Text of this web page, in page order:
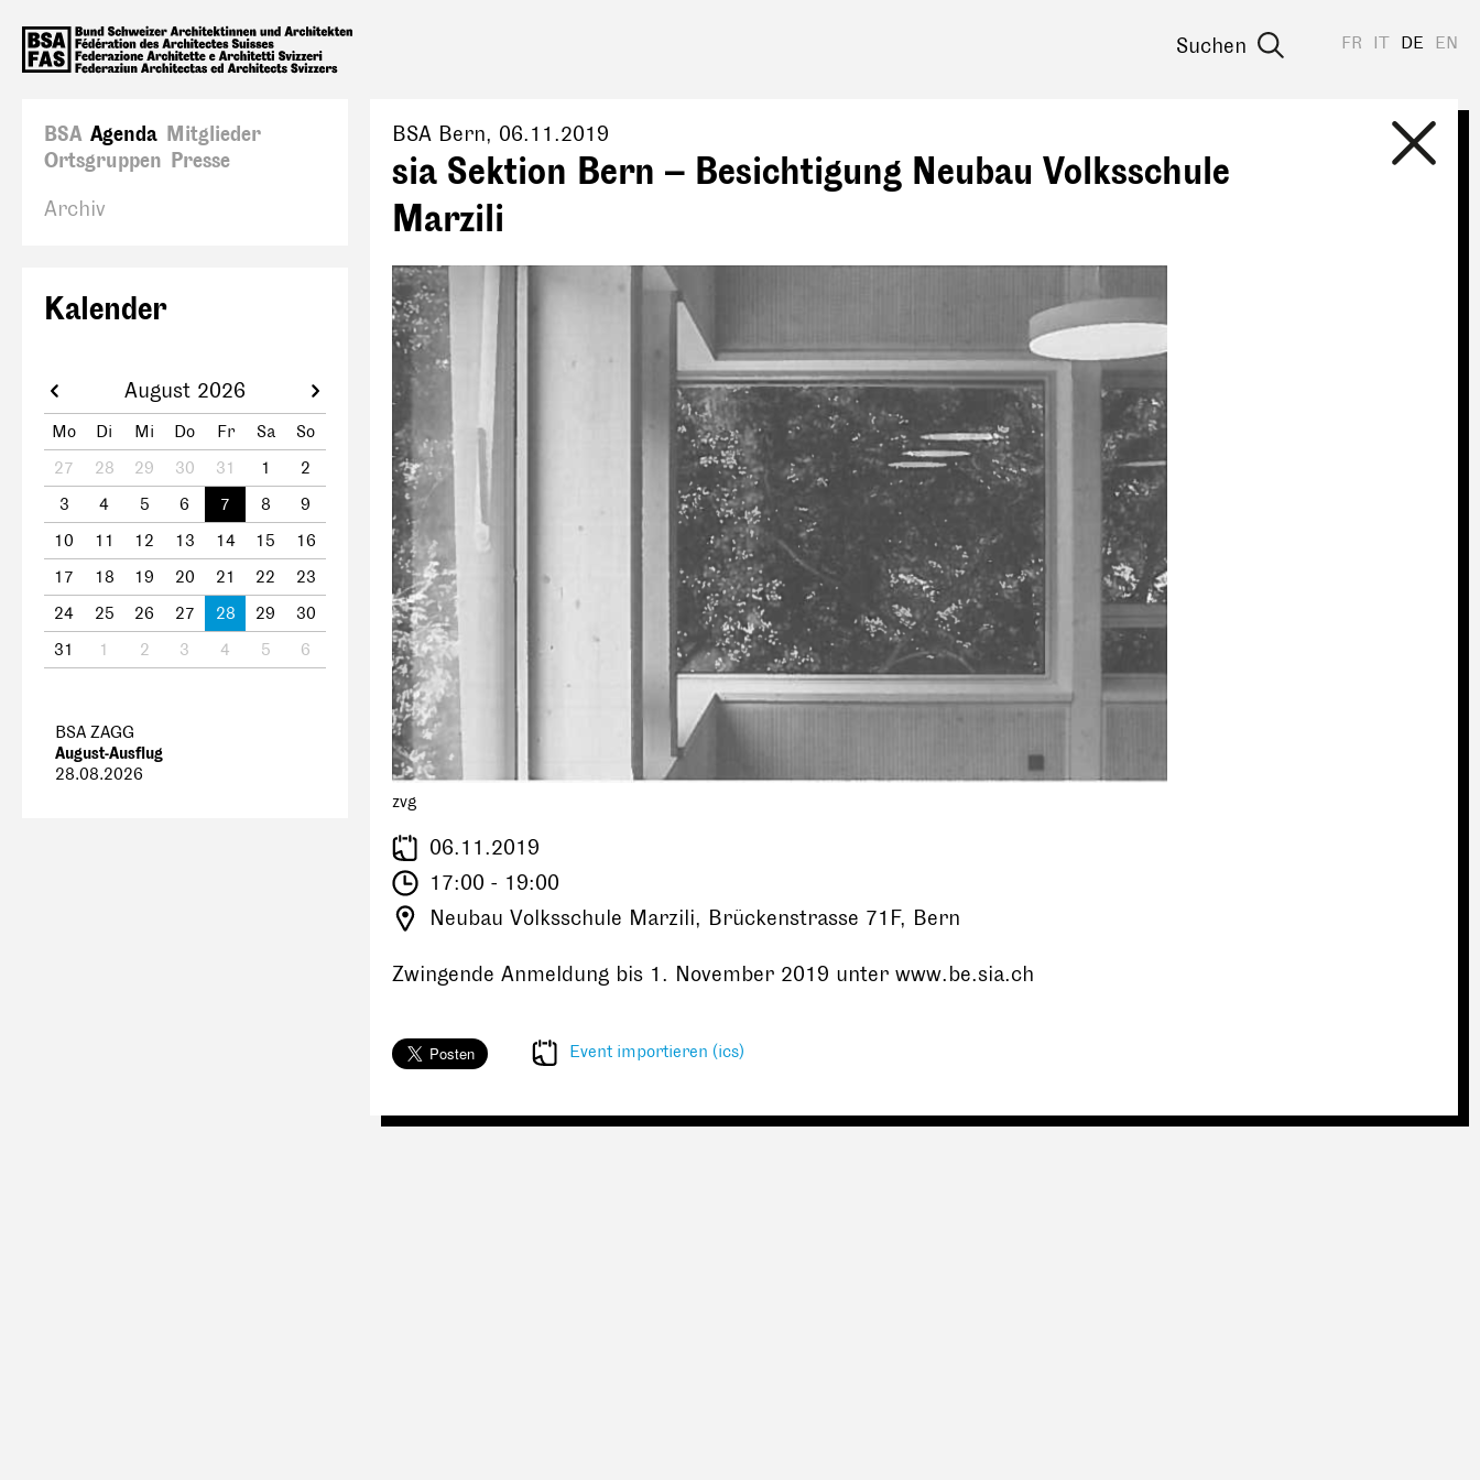
Suchen FR IT DE EN
BSA Agenda Mitglieder
Ortsgruppen Presse
Archiv
BSA Bern, 06.11.2019
sia Sektion Bern – Besichtigung Neubau Volksschule
Marzili
zvg
06.11.2019
17:00 - 19:00
Neubau Volksschule Marzili, Brückenstrasse 71F, Bern
Zwingende Anmeldung bis 1. November 2019 unter www.be.sia.ch
Event importieren (ics)
Kalender
August 2026
Mo Di Mi Do Fr Sa
So
27
28 29 30 31 1
2
3
4 5 6 7 8
9
10
11 12 13 14 15
16
17
18 19 20 21 22
23
24
25 26 27 28 29
30
31
1 2 3 4 5 6
BSA ZAGG
August-Ausflug
28.08.2026